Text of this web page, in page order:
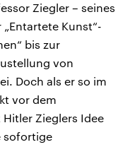
Ziegler – seines
Kunst“-
bis zur
von
Doch als er so im
vor dem
Zieglers Idee
sofortige